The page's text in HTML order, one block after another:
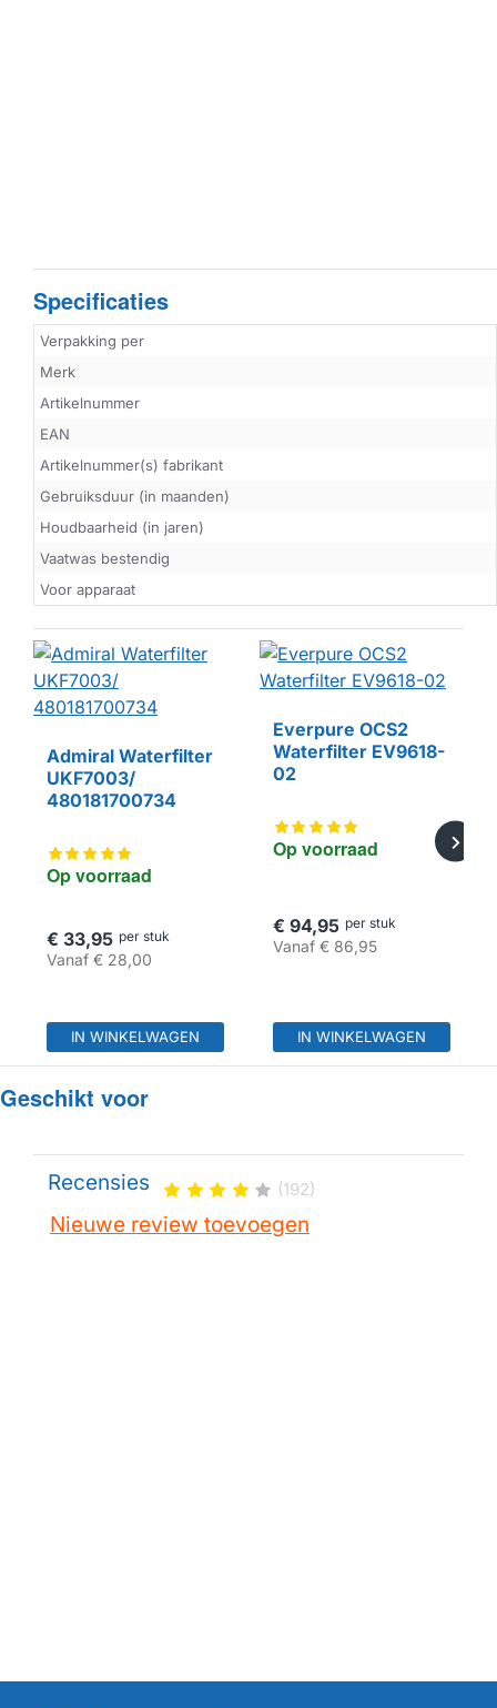
Specificaties
Verpakking per
Merk
Artikelnummer
EAN
Artikelnummer(s) fabrikant
Gebruiksduur (in maanden)
Houdbaarheid (in jaren)
Vaatwas bestendig
Voor apparaat
Op voorraad
Admiral Waterfilter
UKF7003/
480181700734
€ 33,95 per stuk
Vanaf € 28,00
IN WINKELWAGEN
Op voorraad
Everpure OCS2
Waterfilter EV9618-
02
€ 94,95 per stuk
Vanaf€ 86,95
IN WINKELWAGEN
Geschikt voor
Recensies (192)
Nieuwe review toevoegen